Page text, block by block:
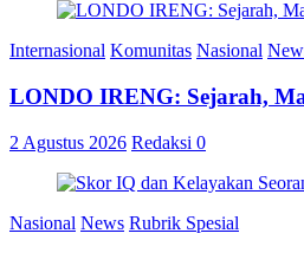
Internasional Komunitas Nasional
LONDO IRENG: Sejarah,
2 Agustus 2026 Redaksi 0
Nasional News Rubrik Spesial